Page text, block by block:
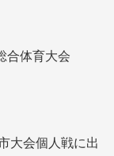
合体育大会
大会個人戦に出